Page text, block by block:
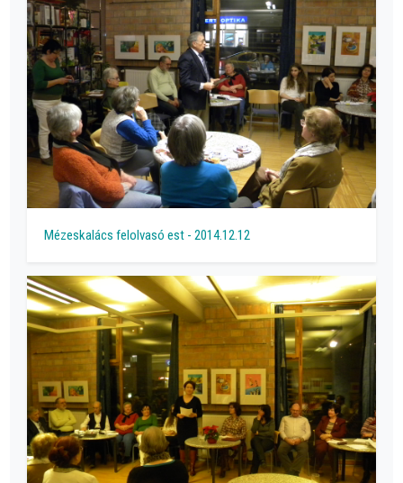
Mézeskalács felolvasó est - 2014.12.12